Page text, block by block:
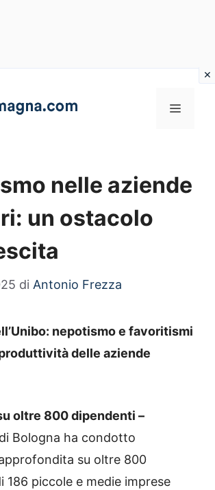
MENU
nelle aziende
un ostacolo
di Antonio Frezza
nepotismo e favoritismi
delle aziende
oltre 800 dipendenti –
di Bologna ha condotto
su oltre 800
186 piccole e medie imprese